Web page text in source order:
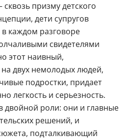
призму детского
дети супругов
каждом разговоре
свидетелями
этот наивный,
двух немолодых людей,
подростки, придает
легкость и серьезность.
двойной роли: они и главные
решений, и
подталкивающий